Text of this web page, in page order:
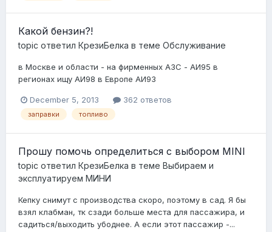
Какой бензин?!
topic ответил КрезиБелка в теме Обслуживание
в Москве и области - на фирменных АЗС - АИ95 в
регионах ищу АИ98 в Европе АИ93
December 5, 2013 362 ответов
заправки топливо
Прошу помочь определиться с выбором MINI
topic ответил КрезиБелка в теме Выбираем и
эксплуатируем МИНИ
Кепку снимут с производства скоро, поэтому в сад. Я бы
взял клабман, тк сзади больше места для пассажира, и
садиться/выходить убоднее. А если этот пассажир -...